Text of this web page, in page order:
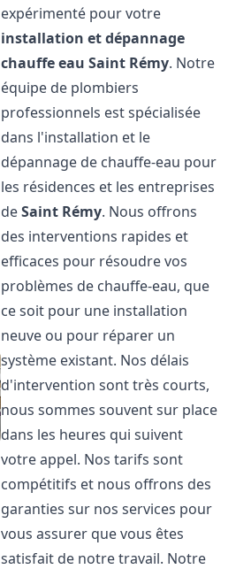
expérimenté pour votre
installation et dépannage
chauffe eau Saint Rémy. Notre
équipe de plombiers
professionnels est spécialisée
dans l'installation et le
dépannage de chauffe-eau pour
les résidences et les entreprises
deSaint Rémy. Nous offrons
des interventions rapides et
efficaces pour résoudre vos
problèmes de chauffe-eau, que
ce soit pour une installation
neuve ou pour réparer un
système existant. Nos délais
d'intervention sont très courts,
nous sommes souvent sur place
dans les heures qui suivent
votre appel. Nos tarifs sont
compétitifs et nous offrons des
garanties sur nos services pour
vous assurer que vous êtes
satisfait de notre travail. Notre